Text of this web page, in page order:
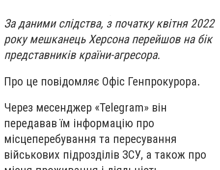
За даними слідства, з початку квітня 2022
року мешканець Херсона перейшов на бік
представників країни-агресора.
Про це повідомляє Офіс Генпрокурора.
Через месенджер «Telegram» він
передавав їм інформацію про
місцеперебування та пересування
військових підрозділів ЗСУ, а також про